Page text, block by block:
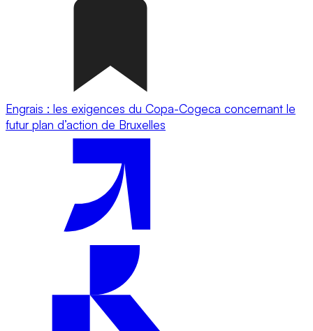
Engrais : les exigences du Copa-Cogeca concernant le
futur plan d’action de Bruxelles